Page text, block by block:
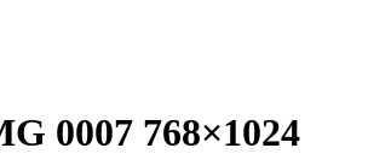
0007 768×1024